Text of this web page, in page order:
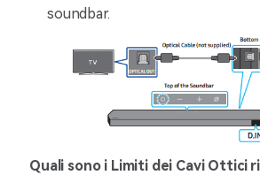
soundbar.
Quali sono i Limiti dei Cavi Ottici